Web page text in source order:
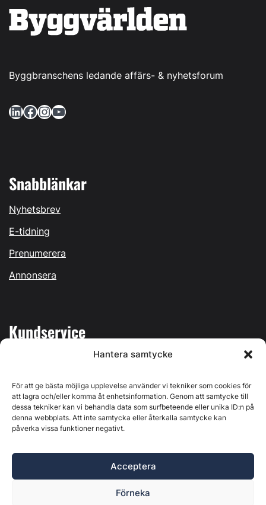
Hantera samtycke
För att ge bästa möjliga upplevelse använder vi tekniker som cookies för
att lagra och/eller komma åt enhetsinformation. Genom att samtycke till
dessa tekniker kan vi behandla data som surfbeteende eller unika ID:n på
denna webbplats. Att inte samtycka eller återkalla samtycke kan
påverka vissa funktioner negativt.
Acceptera
Förneka
Byggbranschens ledande affärs- & nyhetsforum
LinkedIn Facebook InstagramYouTube
Snabblänkar
Nyhetsbrev
E-tidning
Prenumerera
Annonsera
Kundservice
Kontakta oss
Östernäsvägen 1, 827 32 Ljusdal, org.nr: 556625-6425 -
Ansvarig utgivare: Henrik Ekberg. Innehållet på denna
webbplats är upphovsrättsligt skyddat. Ange källa vid citering.
Byggvärlden är en del avMarknadsdatagruppen